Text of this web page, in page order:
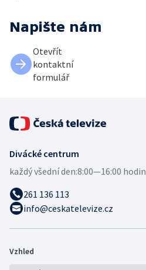
Napište nám
Otevřít
kontaktní
formulář
Divácké centrum
každý všední den:8:00—16:00 hodin
261 136 113
info@ceskatelevize.cz
Vzhled